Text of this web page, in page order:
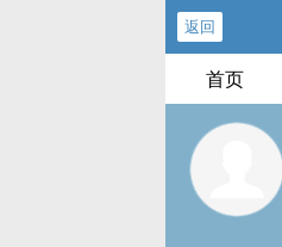
返回
首页